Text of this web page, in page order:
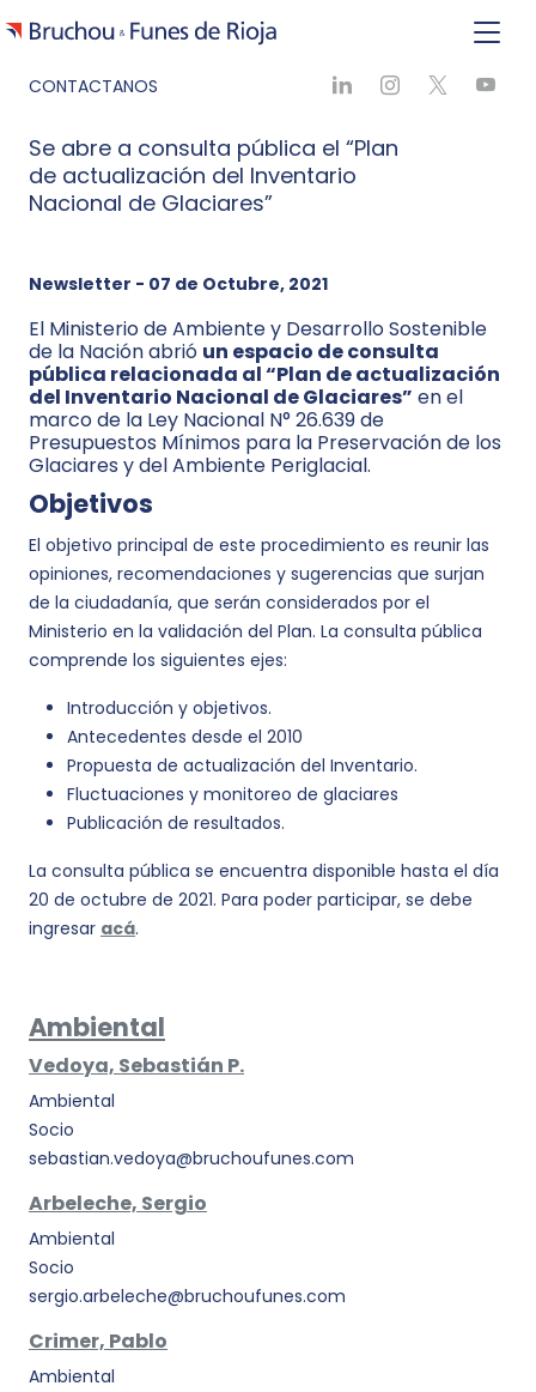
CONTACTANOS
Se abre a consulta pública el “Plan
de actualización del Inventario
Nacional de Glaciares”
Newsletter - 07 de Octubre, 2021
El Ministerio de Ambiente y Desarrollo Sostenible
de la Nación abrió un espacio de consulta
pública relacionada al “Plan de actualización
del Inventario Nacional de Glaciares” en el
marco de la Ley Nacional N° 26.639 de
Presupuestos Mínimos para la Preservación de los
Glaciares y del Ambiente Periglacial.
Objetivos
El objetivo principal de este procedimiento es reunir las
opiniones, recomendaciones y sugerencias que surjan
de la ciudadanía, que serán considerados por el
Ministerio en la validación del Plan. La consulta pública
comprende los siguientes ejes:
Introducción y objetivos.
Antecedentes desde el 2010
Propuesta de actualización del Inventario.
Fluctuaciones y monitoreo de glaciares
Publicación de resultados.
La consulta pública se encuentra disponible hasta el día
20 de octubre de 2021. Para poder participar, se debe
ingresar acá.
Ambiental
Vedoya, Sebastián P.
Ambiental
Socio
sebastian.vedoya@bruchoufunes.com
Arbeleche, Sergio
Ambiental
Socio
sergio.arbeleche@bruchoufunes.com
Crimer, Pablo
Ambiental